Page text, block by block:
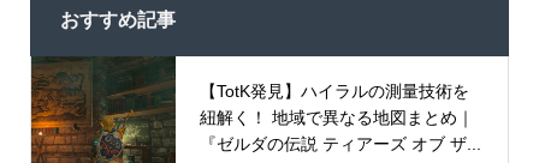
おすすめ記事
【TotK発見】ハイラルの測量技術を
紐解く！ 地域で異なる地図まとめ｜
『ゼルダの伝説 ティアーズ オブ ザ...